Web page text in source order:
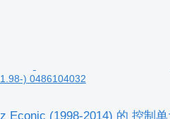
) 0486104032
Econic (1998-2014) 的 控制